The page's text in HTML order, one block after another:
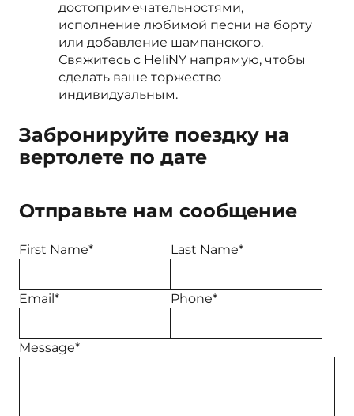
достопримечательностями,
исполнение любимой песни на борту
или добавление шампанского.
Свяжитесь с HeliNY напрямую, чтобы
сделать ваше торжество
индивидуальным.
Забронируйте поездку на
вертолете по дате
Отправьте нам сообщение
First Name* Last Name*
Email* Phone*
Message*